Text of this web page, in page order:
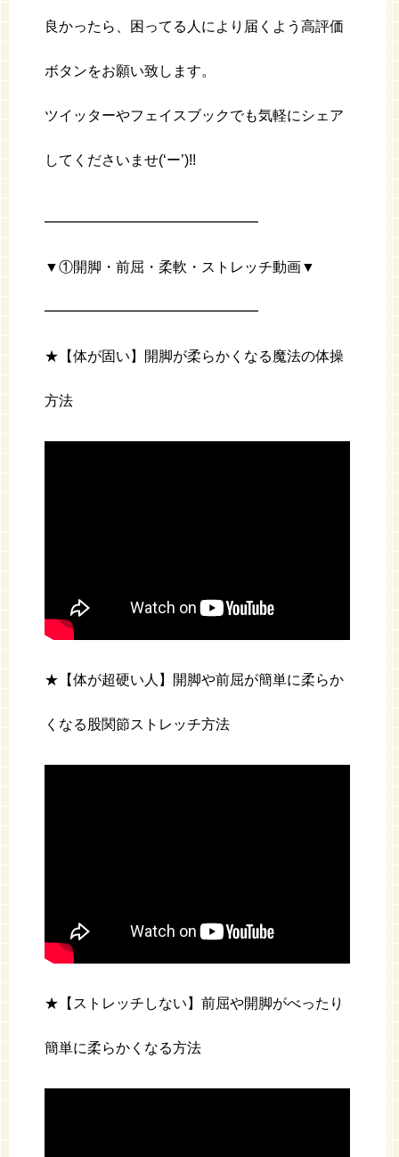
良かったら、困ってる人により届くよう高評価
ボタンをお願い致します。
ツイッターやフェイスブックでも気軽にシェア
してくださいませ(‘ー’)!!
━━━━━━━━━━━━━━━
▼①開脚・前屈・柔軟・ストレッチ動画▼
━━━━━━━━━━━━━━━
★【体が固い】開脚が柔らかくなる魔法の体操
方法
★【体が超硬い人】開脚や前屈が簡単に柔らか
くなる股関節ストレッチ方法
★【ストレッチしない】前屈や開脚がべったり
簡単に柔らかくなる方法